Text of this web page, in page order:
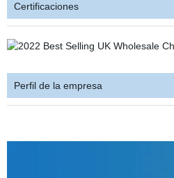
Certificaciones
Perfil de la empresa